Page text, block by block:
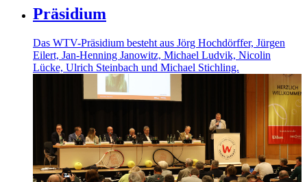
Präsidium
Das WTV-Präsidium besteht aus Jörg Hochdörffer, Jürgen
Eilert, Jan-Henning Janowitz, Michael Ludvik, Nicolin
Lücke, Ulrich Steinbach und Michael Stichling.